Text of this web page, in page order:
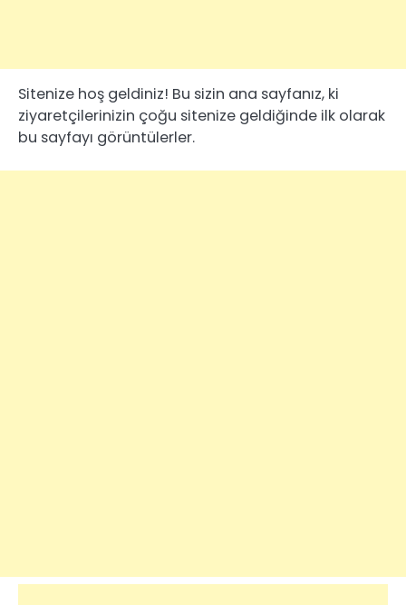
Sitenize hoş geldiniz! Bu sizin ana sayfanız, ki
ziyaretçilerinizin çoğu sitenize geldiğinde ilk olarak
bu sayfayı görüntülerler.